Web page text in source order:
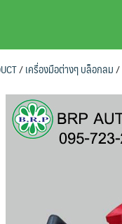
/เครื่องมือต่างๆ บล็อกลม/